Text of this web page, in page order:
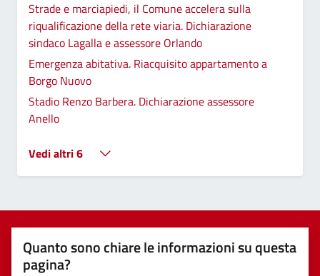
Strade e marciapiedi, il Comune accelera sulla
riqualificazione della rete viaria. Dichiarazione
sindaco Lagalla e assessore Orlando
Emergenza abitativa. Riacquisito appartamento a
Borgo Nuovo
Stadio Renzo Barbera. Dichiarazione assessore
Anello
Vedi altri 6
Quanto sono chiare le informazioni su questa
pagina?